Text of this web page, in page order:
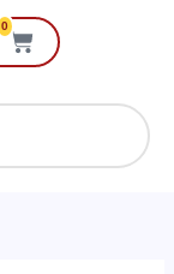
0
Cart